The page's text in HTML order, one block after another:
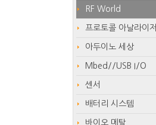
RF World
프로토콜 아날라이저
아두이노 세상
Mbed//USB I/O
센서
배터리 시스템
바이오 메탈